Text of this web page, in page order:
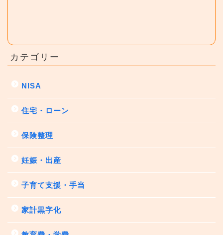
カテゴリー
NISA
住宅・ローン
保険整理
妊娠・出産
子育て支援・手当
家計黒字化